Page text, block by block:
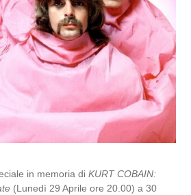
in memoria diKURT COBAIN:
(Lunedì 29 Aprile ore 20.00) a 30